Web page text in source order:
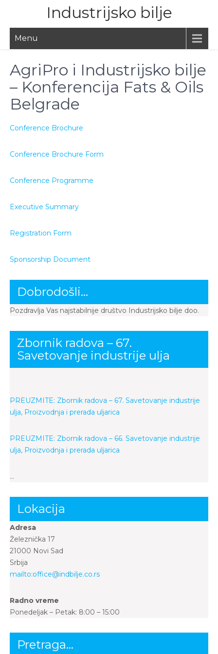
content
Industrijsko bilje
Menu
AgriPro i Industrijsko bilje
– Konferencija Fats & Oils
Belgrade
Conference Brochure
Conference Brochure Form
Conference Programme
Executive Summary
Registration Form
Sponsorship Document
Dobrodošli…
Pozdravlja Vas najstabilnije društvo Industrijsko bilje doo.
Zbornik radova – 67.
Savetovanje industrije ulja
PREUZMITE: Zbornik radova – 67. Savetovanje industrije
ulja, Proizvodnja i prerada uljarica
PREUZMITE: Zbornik radova – 66. Savetovanje industrije
ulja, Proizvodnja i prerada uljarica
…
Lokacija
Adresa
Železnička 17
21000 Novi Sad
Srbija
mailto:office@indbilje.co.rs
Radno vreme
Ponedeljak – Petak: 8:00 – 15:00
Pretraga…